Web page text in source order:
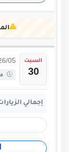
السبت
30
05
إجمالي